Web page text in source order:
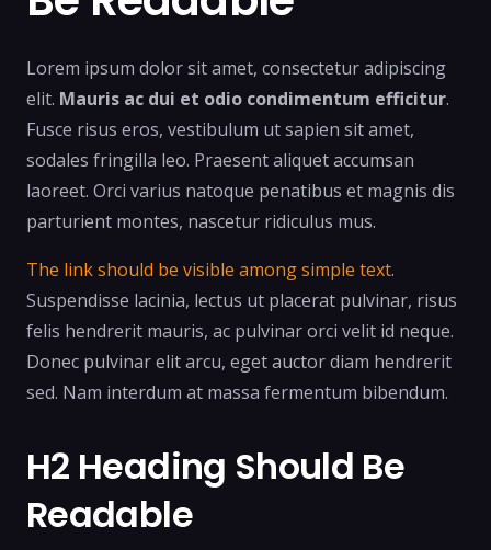
Lorem ipsum dolor sit amet, consectetur adipiscing
elit. Mauris ac dui et odio condimentum efficitur.
Fusce risus eros, vestibulum ut sapien sit amet,
sodales fringilla leo. Praesent aliquet accumsan
laoreet. Orci varius natoque penatibus et magnis dis
parturient montes, nascetur ridiculus mus.
The link should be visible among simple text.
Suspendisse lacinia, lectus ut placerat pulvinar, risus
felis hendrerit mauris, ac pulvinar orci velit id neque.
Donec pulvinar elit arcu, eget auctor diam hendrerit
sed. Nam interdum at massa fermentum bibendum.
H2 Heading Should Be
Readable